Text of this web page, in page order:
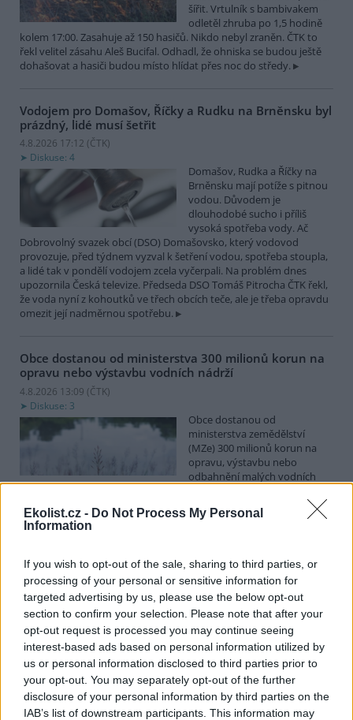
Ekolist.cz - Do Not Process My Personal
Information
If you wish to opt-out of the sale, sharing to third parties, or
processing of your personal or sensitive information for
targeted advertising by us, please use the below opt-out
section to confirm your selection. Please note that after your
opt-out request is processed you may continue seeing
interest-based ads based on personal information utilized by
us or personal information disclosed to third parties prior to
your opt-out. You may separately opt-out of the further
disclosure of your personal information by third parties on the
IAB’s list of downstream participants. This information may
šířit. Vrtulník s bambivakem
odletěl zhruba po 1,5 hodině
kolem 17:00. Zasahuje až 150 hasičů. Nikdo nebyl zraněn. ČTK to
řekl velitel zásahu Aleš Bucifal. Odhadl, že ohniska se budou ještě
dohašovat a hasiči budou místo hlídat přes noc do středy.
Vodojem pro Domašov, Říčky a Rudku na Brněnsku byl
prázdný, lidé musí šetřit
4.8.2026 17:12 (ČTK)
Diskuse: 4
Domašov, Rudka a Říčky na
Brněnsku mají potíže s pitnou
vodou. Důvodem je
dlouhodobé sucho i příliš
vysoká spotřeba vody. Ač
Dobrovolný svazek obcí (DSO) Domašovsko, který vodovod
provozuje, před týdnem vyzval k šetření vodou, spotřeba stoupla,
a lidé tak v pondělí vodojem zcela vyčerpali. Na problém dnes
upozornila Česká televize. Předseda DSO Tomáš Pitrocha ČTK řekl,
že voda nyní z kohoutků ve třech obcích teče, ale je třeba opravdu
omezit její nadměrnou spotřebu.
Obce dostanou od ministerstva 300 milionů korun na
opravu nebo výstavbu vodních nádrží
4.8.2026 13:09 (ČTK)
Diskuse: 3
Obce dostanou od
ministerstva zemědělství
(MZe) 300 milionů korun na
opravu, výstavbu nebo
odbahnění malých vodních
Hospodářským zvířatům pomáhají při vedrech remízky
4.8.2026 12:52 ( ČTK)
Hospodářská zvířata na jihu
Čech se při tropických
teplotách ochlazují v
remízkách i kamenných stájích.
Někteří jihočeští farmáři
vypouštějí krávy, ovce či koně na pastviny v noci a v největších
vedrech je nechávají uvnitř chladnějších budov. Kvůli suchu
neroste na loukách tráva a zemědělci musí dobytek přikrmovat
zásobami sena na zimu. Vysychají zdroje vody a rostou náklady na
její dopravu i na elektřinu na ochlazování zvířat, zjistila ČTK.